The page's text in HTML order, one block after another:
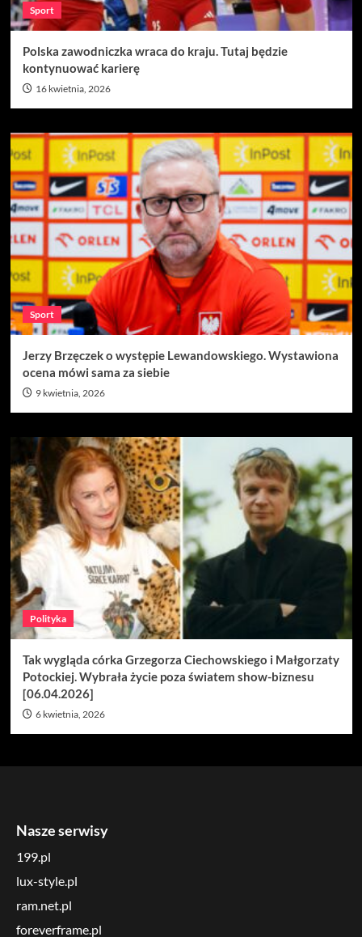
Sport
Polska zawodniczka wraca do kraju. Tutaj będzie
kontynuować karierę
16 kwietnia, 2026
Sport
Jerzy Brzęczek o występie Lewandowskiego. Wystawiona
ocena mówi sama za siebie
9 kwietnia, 2026
Polityka
Tak wygląda córka Grzegorza Ciechowskiego i Małgorzaty
Potockiej. Wybrała życie poza światem show-biznesu
[06.04.2026]
6 kwietnia, 2026
Nasze serwisy
199.pl
lux-style.pl
ram.net.pl
foreverframe.pl